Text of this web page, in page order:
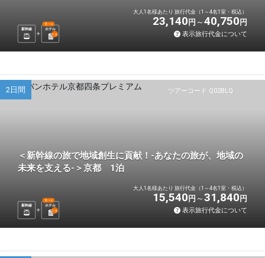
新幹線 ホテル
選べる
1 泊
大人1名様あたり 旅行代金（1～4名1室・税込）
23,140 円 40,750 円
表示旅行代金について
ツアーコード Q02BLQ
2日間
＜新幹線の旅で地域創生に貢献！-あなたの旅が、地域の
未来を支える-＞京都 1泊
新幹線 ホテル
選べる
1 泊
大人1名様あたり 旅行代金（1～4名1室・税込）
15,540 円 31,840 円
表示旅行代金について